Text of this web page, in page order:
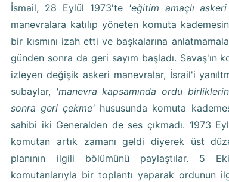
İsmail, 28 Eylül 1973'te 'eğitim amaçlı
manevralara katılıp yöneten komuta
bir kısmını izah etti ve başkalarına
günden sonra da geri sayım başladı. Savaş'ın
izleyen değişik askeri manevralar, İsrail'i
subaylar, 'manevra kapsamında ordu
sonra geri çekme' hususunda komuta
sahibi iki Generalden de ses çıkmadı. 1973
komutan artık zamanı geldi diyerek üst
planının ilgili bölümünü paylaştılar. 5
komutanlarıyla bir toplantı yaparak ordunun